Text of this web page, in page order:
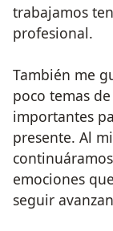
trabajamos
profesional.
También me
poco temas
importantes
presente. Al
emociones
seguir